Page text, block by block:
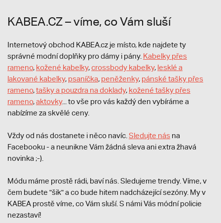
KABEA.CZ – víme, co Vám sluší
Internetový obchod KABEA.cz je místo, kde najdete ty
správné modní doplňky pro dámy i pány. Kabelky přes
rameno, kožené kabelky,crossbody kabelky, lesklé a
lakované kabelky, psaníčka, peněženky, pánské tašky přes
rameno,tašky a pouzdra na doklady, kožené tašky přes
rameno,aktovky... to vše pro vás každý den vybíráme a
nabízíme za skvělé ceny.
Vždy od nás dostanete i něco navíc. Sledujte nás na
Facebooku - a neunikne Vám žádná sleva ani extra žhavá
novinka ;-).
Módu máme prostě rádi, baví nás. Sledujeme trendy. Víme, v
čem budete "šik" a co bude hitem nadcházející sezóny. My v
KABEA prostě víme, co Vám sluší. S námi Vás módní policie
nezastaví!